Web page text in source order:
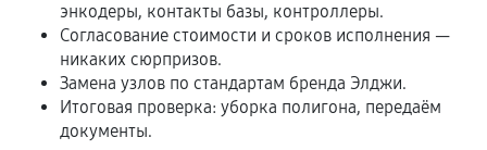
Программные сбои, если это не указано в
отдельных условиях.
Если комплектующие куплены
энкодеры, контакты базы, контроллеры.
Согласование стоимости и сроков исполнения —
никаких сюрпризов.
Замена узлов по стандартам бренда Элджи.
Итоговая проверка: уборка полигона, передаём
документы.